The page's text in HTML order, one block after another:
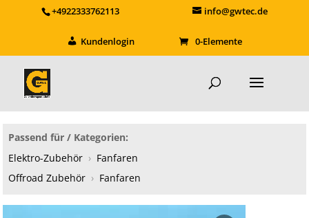
+4922333762113 info@gwtec.de
Kundenlogin 0-Elemente
Passend für / Kategorien:
Elektro-Zubehör › Fanfaren
Offroad Zubehör › Fanfaren